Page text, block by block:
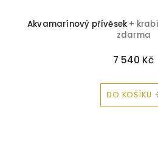
Akvamarínový přívěsek +
zdarma
7 540 Kč
DO KOŠÍKU